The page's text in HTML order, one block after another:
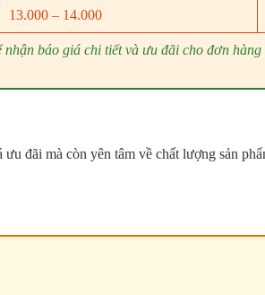
13.000 – 14.000
báo giá chi tiết và ưu đãi cho đơn hàng
đãi mà còn yên tâm về chất lượng sản